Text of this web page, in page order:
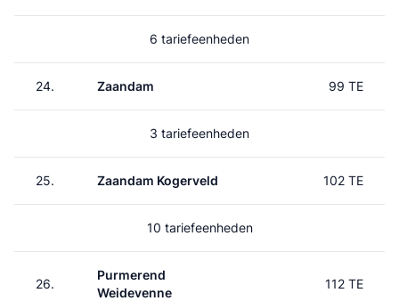
6 tariefeenheden
24. Zaandam 99 TE
3 tariefeenheden
25. Zaandam Kogerveld 102 TE
10 tariefeenheden
26.
Purmerend
Weidevenne
112 TE